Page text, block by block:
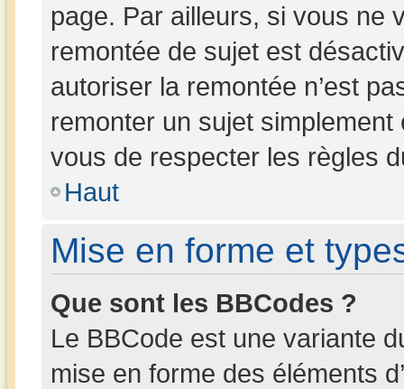
page. Par ailleurs, si vous ne
remontée de sujet est
autoriser la remontée n’est
remonter un sujet
vous de respecter les règles
Haut
Mise en forme et
Que sont les BBCodes ?
Le BBCode est une variante
mise en forme des éléments